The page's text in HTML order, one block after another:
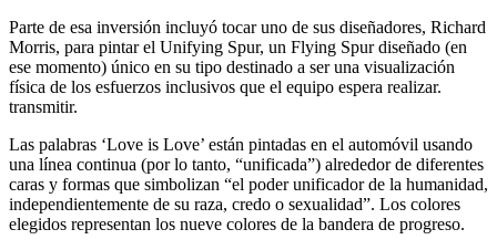
Parte de esa inversión incluyó tocar uno de sus diseñadores, Richard
Morris, para pintar el Unifying Spur, un Flying Spur diseñado (en
ese momento) único en su tipo destinado a ser una visualización
física de los esfuerzos inclusivos que el equipo espera realizar.
transmitir.
Las palabras ‘Love is Love’ están pintadas en el automóvil usando
una línea continua (por lo tanto, “unificada”) alrededor de diferentes
caras y formas que simbolizan “el poder unificador de la humanidad,
independientemente de su raza, credo o sexualidad”. Los colores
elegidos representan los nueve colores de la bandera de progreso.